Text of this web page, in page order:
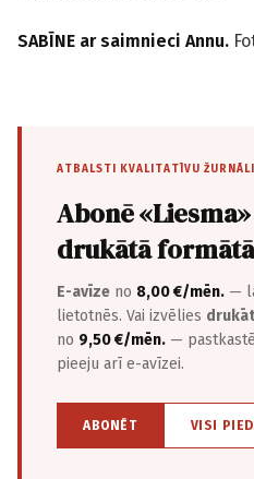
SABĪNE ar saimnieci Annu.
ATBALSTI KVALITATĪVU
Abonē
drukātā
E-avīze no 8,00 €/mēn. —
lietotnēs. Vai izvēlies
no 9,50 €/mēn. —
pieeju arī e-avīzei.
ABONĒT VISI